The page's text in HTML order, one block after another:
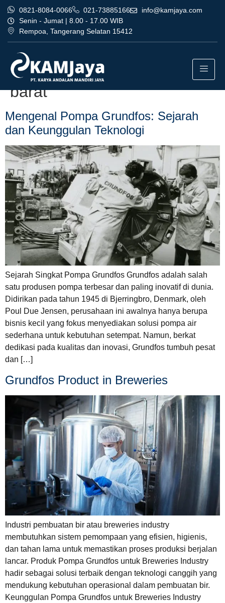
0821-8084-0066 021-73885166
info@kamjaya.com
Senin - Jumat | 8.00 - 17.00 WIB
Rempoa, Tangerang Selatan 15412
Tag:
bandung profesional jakarta
barat
Mengenal Pompa Grundfos: Sejarah
dan Keunggulan Teknologi
Sejarah Singkat Pompa Grundfos Grundfos adalah salah
satu produsen pompa terbesar dan paling inovatif di dunia.
Didirikan pada tahun 1945 di Bjerringbro, Denmark, oleh
Poul Due Jensen, perusahaan ini awalnya hanya berupa
bisnis kecil yang fokus menyediakan solusi pompa air
sederhana untuk kebutuhan setempat. Namun, berkat
dedikasi pada kualitas dan inovasi, Grundfos tumbuh pesat
dan […]
Grundfos Product in Breweries
Industri pembuatan bir atau breweries industry
membutuhkan sistem pemompaan yang efisien, higienis,
dan tahan lama untuk memastikan proses produksi berjalan
lancar. Produk Pompa Grundfos untuk Breweries Industry
hadir sebagai solusi terbaik dengan teknologi canggih yang
mendukung kebutuhan operasional dalam pembuatan bir.
Keunggulan Pompa Grundfos untuk Breweries Industry